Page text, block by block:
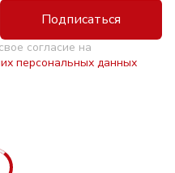
Подписаться
согласие на
персональных данных